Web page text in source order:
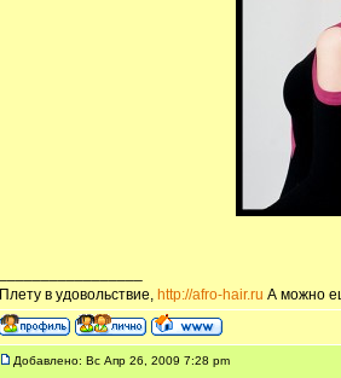
Плету в удовольствие, http://afro-hair.ru А можно
Добавлено: Вс Апр 26, 2009 7:28 pm